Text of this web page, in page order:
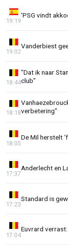
'PSG vindt
19:19
Vanderbiest
19:02
"Dat ik naar
club"
18:44
verbetering"
18:18
De Mil herstelt
18:05
Anderlecht en
17:37
Standard is
17:23
Euvrard
17:04